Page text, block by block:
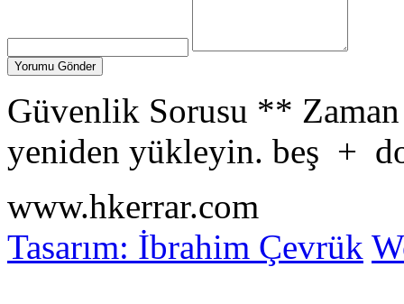
Güvenlik Sorusu **
yeniden yükleyin. beş +
www.hkerrar.com
Tasarım: İbrahim Çevrük